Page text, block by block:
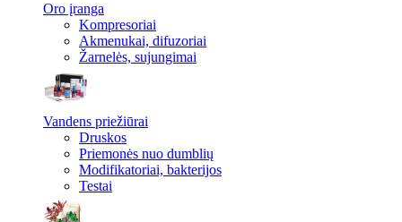
Oro įranga
Kompresoriai
Akmenukai, difuzoriai
Žarnelės, sujungimai
Vandens priežiūrai
Druskos
Priemonės nuo dumblių
Modifikatoriai, bakterijos
Testai